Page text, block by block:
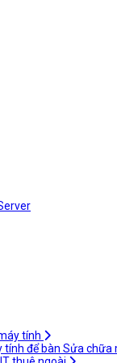
tính
tính để bàn Sửa chữa